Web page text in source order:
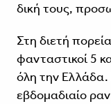
δική τους,
Στη διετή
φανταστικοί 5
όλη την Ελλάδα.
εβδομαδιαίο